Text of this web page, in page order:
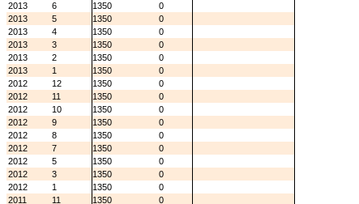
2013
6 1350
0
2013
5 1350
0
2013
4 1350
0
2013
3 1350
0
2013
2 1350
0
2013
1 1350
0
2012
12 1350
0
2012
11 1350
0
2012
10 1350
0
2012
9 1350
0
2012
8 1350
0
2012
7 1350
0
2012
5 1350
0
2012
3 1350
0
2012
1 1350
0
2011
11 1350
0